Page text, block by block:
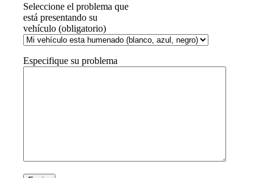
Seleccione el problema que
está presentando su
vehículo (obligatorio)
Especifique su problema